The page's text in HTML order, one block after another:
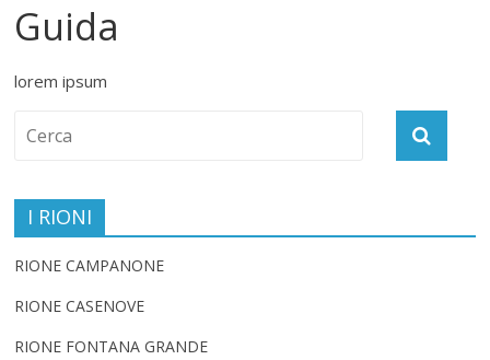
Guida
lorem ipsum
I RIONI
RIONE CAMPANONE
RIONE CASENOVE
RIONE FONTANA GRANDE